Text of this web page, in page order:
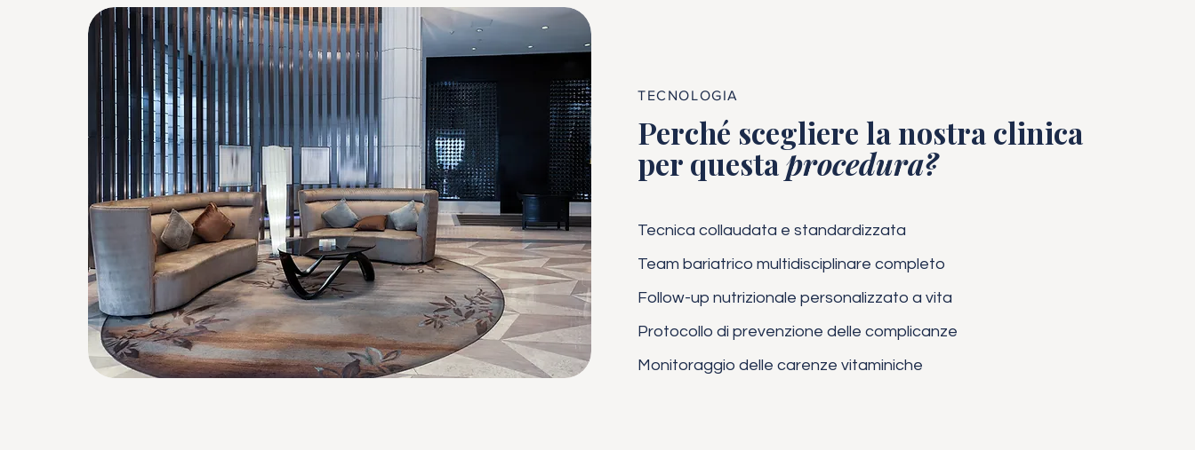
TECNOLOGIA
Perché scegliere la nostra clinica
per questaprocedura?
Tecnica collaudata e standardizzata
Team bariatrico multidisciplinare completo
Follow-up nutrizionale personalizzato a vita
Protocollo di prevenzione delle complicanze
Monitoraggio delle carenze vitaminiche